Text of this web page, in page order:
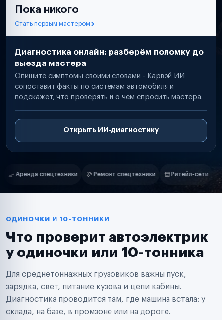
Пока никого
Стать первым мастером
Диагностика онлайн: разберём поломку до
выезда мастера
Опишите симптомы своими словами - Карвэй ИИ
сопоставит факты по системам автомобиля и
подскажет, что проверять и о чём спросить мастера.
Открыть ИИ-диагностику
Нам доверяют
спецтехники Ритейл-сети Управляющие компании
Маркетплейсы
Таксопарки
Автодилеры
Поставщики запчастей
Аренда спецтехники
Ремонт спецтехники
Ритейл-сети
Управляющие компании
Страховые компании
ОДИНОЧКИ И 10-ТОННИКИ
Что проверит автоэлектрик
у одиночки или 10-тонника
Для среднетоннажных грузовиков важны пуск,
зарядка, свет, питание кузова и цепи кабины.
Диагностика проводится там, где машина встала: у
склада, на базе, в промзоне или на дороге.